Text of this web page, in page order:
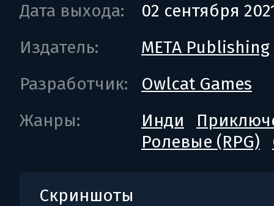
Дата выхода:
02 сентября
Издатель:
META Publishing
Разработчик:
Owlcat Games
Жанры:
Инди
Ролевые (RPG)
Скриншоты